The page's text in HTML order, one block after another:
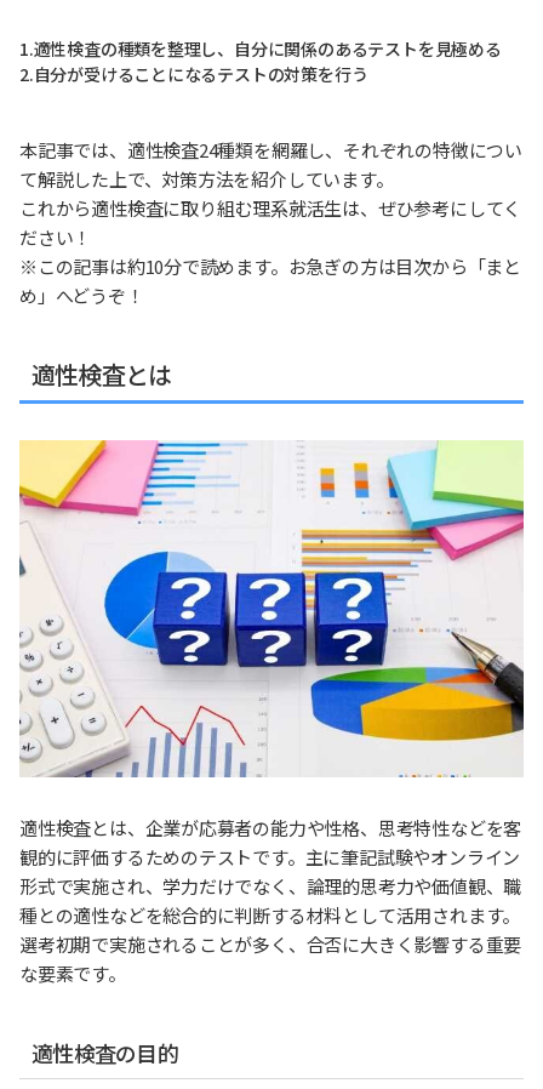
1.適性検査の種類を整理し、自分に関係のあるテストを見極める
2.自分が受けることになるテストの対策を行う
本記事では、適性検査24種類を網羅し、それぞれの特徴につい
て解説した上で、対策方法を紹介しています。
これから適性検査に取り組む理系就活生は、ぜひ参考にしてく
ださい！
※この記事は約10分で読めます。お急ぎの方は目次から「まと
め」へどうぞ！
適性検査とは
適性検査とは、企業が応募者の能力や性格、思考特性などを客
観的に評価するためのテストです。主に筆記試験やオンライン
形式で実施され、学力だけでなく、論理的思考力や価値観、職
種との適性などを総合的に判断する材料として活用されます。
選考初期で実施されることが多く、合否に大きく影響する重要
な要素です。
適性検査の目的